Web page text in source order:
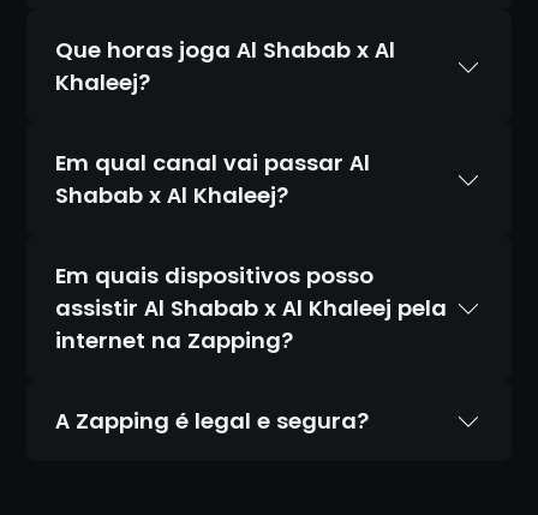
Que horas joga Al Shabab x Al
Khaleej?
Em qual canal vai passar Al
Shabab x Al Khaleej?
Em quais dispositivos posso
assistir Al Shabab x Al Khaleej pela
internet na Zapping?
A Zapping é legal e segura?